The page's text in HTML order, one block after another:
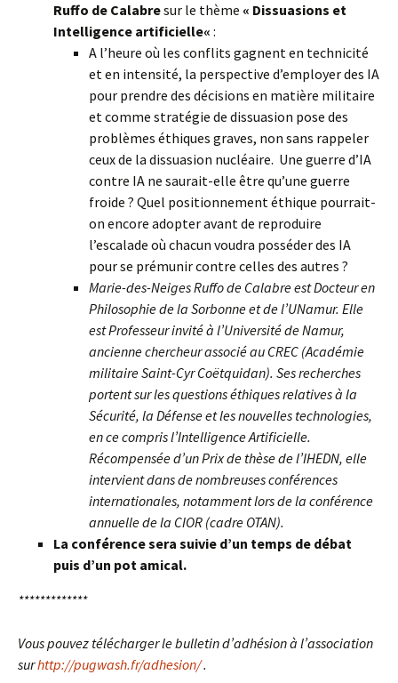
Ruffo de Calabresur le thème « Dissuasions et
Intelligence artificielle« :
A l’heure où les conflits gagnent en technicité
et en intensité, la perspective d’employer des IA
pour prendre des décisions en matière militaire
et comme stratégie de dissuasion pose des
problèmes éthiques graves, non sans rappeler
ceux de la dissuasion nucléaire. Une guerre d’IA
contre IA ne saurait-elle être qu’une guerre
froide ? Quel positionnement éthique pourrait-
on encore adopter avant de reproduire
l’escalade où chacun voudra posséder des IA
pour se prémunir contre celles des autres ?
Marie-des-Neiges Ruffo de Calabre est Docteur en
Philosophie de la Sorbonne et de l’UNamur. Elle
est Professeur invité à l’Université de Namur,
ancienne chercheur associé au CREC (Académie
militaire Saint-Cyr Coëtquidan). Ses recherches
portent sur les questions éthiques relatives à la
Sécurité, la Défense et les nouvelles technologies,
en ce compris l’Intelligence Artificielle.
Récompensée d’un Prix de thèse de l’IHEDN, elle
intervient dans de nombreuses conférences
internationales, notamment lors de la conférence
annuelle de la CIOR (cadre OTAN).
La conférence sera suivie d’un temps de débat
puis d’un pot amical.
*************
Vous pouvez télécharger le bulletin d’adhésion à l’association
surhttp://pugwash.fr/adhesion/.